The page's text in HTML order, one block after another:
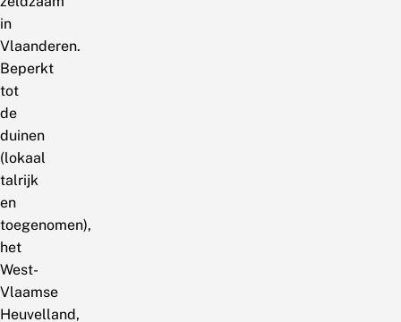
in
Vlaanderen.
Beperkt
tot
de
duinen
(lokaal
talrijk
en
toegenomen),
het
West-
Vlaamse
Heuvelland,